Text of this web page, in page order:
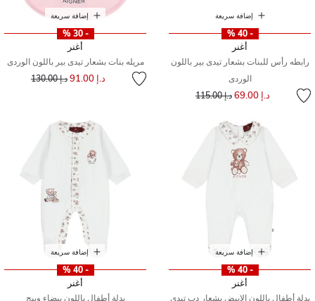
إضافة سريعة
- 40 %
أغنر
رابطه رأس للبنات بشعار تيدى بير باللون
الوردى
د.إ 69.00 سعر مخفض مند.إ 115.00
إضافة سريعة
- 30 %
أغنر
مريله بنات بشعار تيدى بير باللون الوردى
د.إ 91.00 سعر مخفض من
د.إ 130.00 إلى
إضافة سريعة
- 40 %
أغنر
بدلة أطفال باللون الابيض بشعار دب تيدي
إضافة سريعة
- 40 %
أغنر
بدلة أطفال باللون بيضاء وبيج